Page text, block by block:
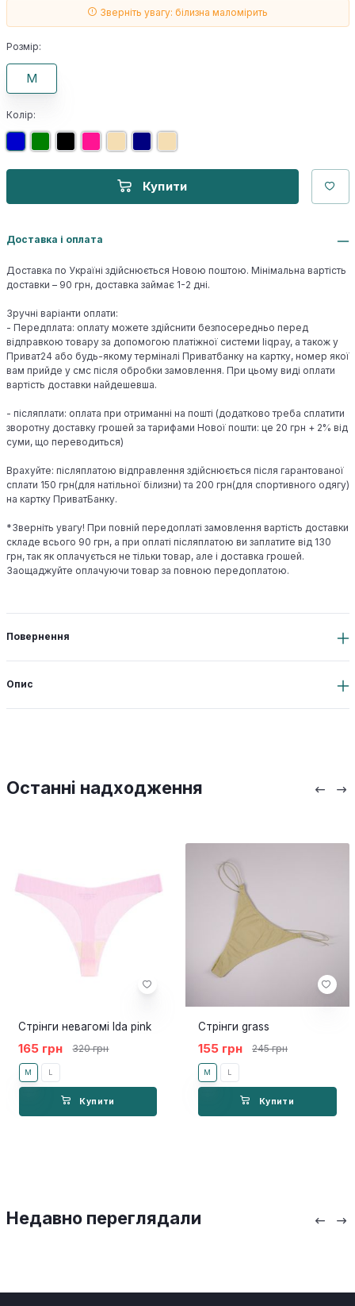
Зверніть увагу: білизна маломірить
Розмір:
M
Колір:
Купити
Доставка і оплата
Доставка по Україні здійснюється Новою поштою. Мінімальна вартість
доставки – 90 грн, доставка займає 1-2 дні.
Зручні варіанти оплати:
- Передплата: оплату можете здійснити безпосередньо перед
відправкою товару за допомогою платіжної системи liqpay, а також у
Приват24 або будь-якому терміналі Приватбанку на картку, номер якої
вам прийде у смс після обробки замовлення. При цьому виді оплати
вартість доставки найдешевша.
- післяплати: оплата при отриманні на пошті (додатково треба сплатити
зворотну доставку грошей за тарифами Нової пошти: це 20 грн + 2% від
суми, що переводиться)
Врахуйте: післяплатою відправлення здійснюється після гарантованої
сплати 150 грн(для натільної білизни) та 200 грн(для спортивного одягу)
на картку ПриватБанку.
*Зверніть увагу! При повній передоплаті замовлення вартість доставки
складе всього 90 грн, а при оплаті післяплатою ви заплатите від 130
грн, так як оплачується не тільки товар, але і доставка грошей.
Заощаджуйте оплачуючи товар за повною передоплатою.
Повернення
Опис
Останні надходження
Стрінги невагомі Ida pink
165 грн 320 грн
M L
Купити
Стрінги grass
155 грн 245 грн
M L
Купити
Недавно переглядали